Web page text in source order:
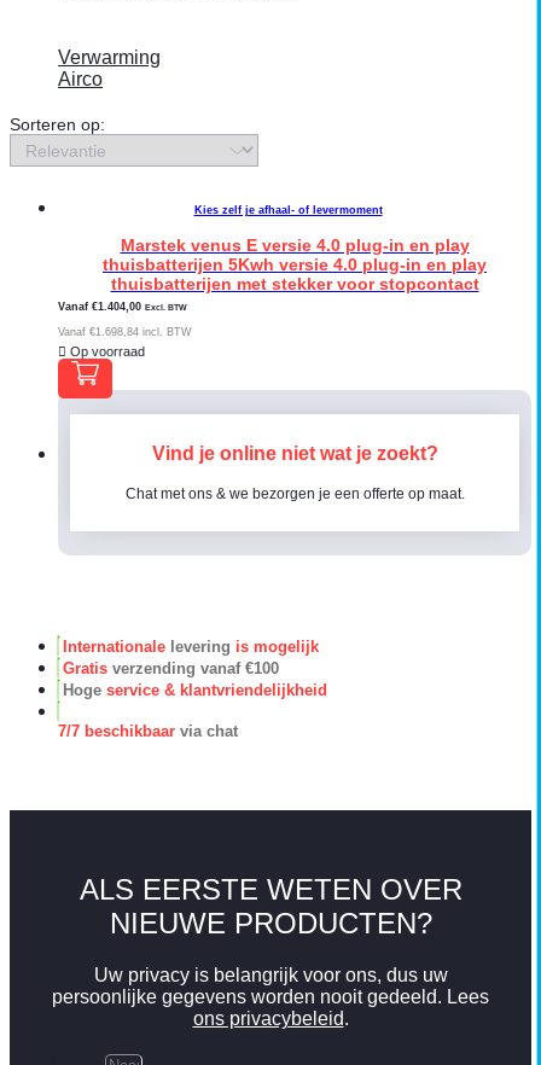
Verwarming
Airco
Sorteren op:
Kies zelf je afhaal- of levermoment
Marstek venus E versie 4.0 plug-in en play
thuisbatterijen 5Kwh versie 4.0 plug-in en play
thuisbatterijen met stekker voor stopcontact
Vanaf €1.404,00 Excl. BTW
Vanaf €1.698,84 incl. BTW
Op voorraad
Vind je online niet wat je zoekt?
Chat met ons & we bezorgen je een offerte op maat.
Internationale levering is mogelijk
Gratis verzending vanaf €100
Hoge service & klantvriendelijkheid
7/7 beschikbaar via chat
ALS EERSTE WETEN OVER
NIEUWE PRODUCTEN?
Uw privacy is belangrijk voor ons, dus uw
persoonlijke gegevens worden nooit gedeeld. Lees
ons privacybeleid.